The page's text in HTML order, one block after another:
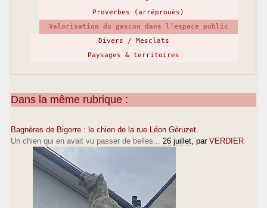
Proverbes (arréprouès)
Valorisation du gascon dans l’espace public
Divers / Mesclats
Paysages & territoires
Dans la même rubrique :
Bagnères de Bigorre : le chien de la rue Léon Géruzet.
Un chien qui en avait vu passer de belles...
26 juillet , par VERDIER